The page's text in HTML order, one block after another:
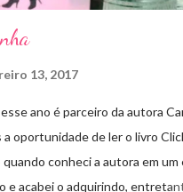
13, 2017
ano é parceiro da autora
a oportunidade de ler o livro
conheci a autora em
e acabei o adquirindo,